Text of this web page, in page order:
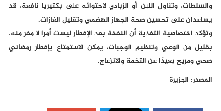
والسلطات، وتناول اللبن أو الزبادي لاحتوائه على بكتيريا نافعة، قد
يساعدان على تحسين صحة الجهاز الهضمي وتقليل الغازات.
وتؤكد اختصاصية التغذية أن النفخة بعد الإفطار ليست أمرا لا مفر منه.
بقليل من الوعي وتنظيم الوجبات، يمكن الاستمتاع بإفطار رمضاني
صحي ومريح بعيدًا عن التخمة والانزعاج.
المصدر: الجزيرة